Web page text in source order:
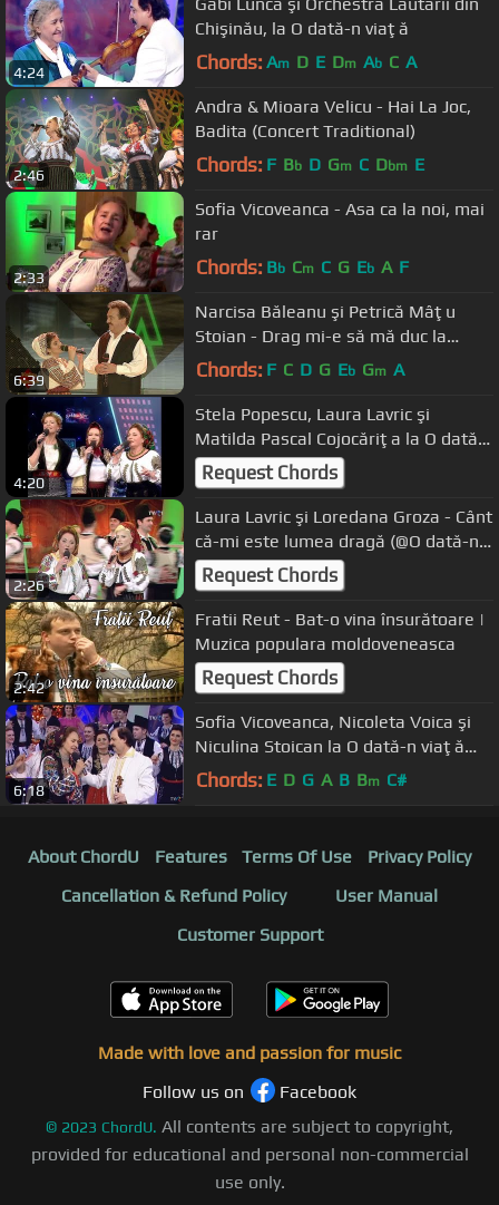
4:24
Chişinău, la O dată-n viaţă
Chords: Am D E Dm Ab C A
2:46
Andra & Mioara Velicu - Hai La Joc,
Badita (Concert Traditional)
Chords: F Bb D Gm C Dbm E
2:33
Sofia Vicoveanca - Asa ca la noi, mai
rar
Chords: Bb Cm C G Eb A F
6:39
Narcisa Băleanu şi Petrică Mâţu
Stoian - Drag mi-e să mă duc la
munte (#VedetaPopulară)
Chords: F C D G Eb Gm A
4:20
Stela Popescu, Laura Lavric şi
Matilda Pascal Cojocăriţa la O dată-
n viaţă
Request Chords
2:26
Laura Lavric şi Loredana Groza - Cânt
că-mi este lumea dragă (@O dată-n
viaţă)
Request Chords
2:42
Fratii Reut - Bat-o vina însurătoare |
Muzica populara moldoveneasca
Request Chords
6:18
Sofia Vicoveanca, Nicoleta Voica şi
Niculina Stoican la O dată-n viaţă
(ediţia specială de Crăciun)
Chords: E D G A B Bm C#
About ChordU Features Terms Of Use
Privacy Policy
Cancellation & Refund Policy
User Manual
Customer Support
Made with love and passion for music
Follow us on
Facebook
© 2023 ChordU. All contents are subject to copyright,
provided for educational and personal non-commercial
use only.